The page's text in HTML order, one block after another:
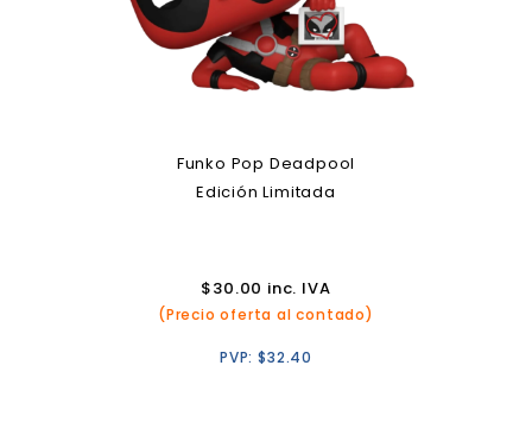
Funko Pop Deadpool
Edición Limitada
$30.00 inc. IVA
(Precio oferta al contado)
PVP:$32.40